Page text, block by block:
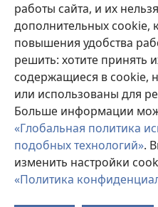
работы сайта, и их
дополнительных cookie,
повышения удобства
решить: хотите принять
содержащиеся в cookie,
или использованы для
Больше информации
«Глобальная политика
подобных технологий».
изменить настройки
«Политика
новом
окне)
JW Hub®
(открывается
в
новом
окне)
JW Library ®
Watchtower Library
Copyright© 2026 Watch Tower
УСЛОВИЯ